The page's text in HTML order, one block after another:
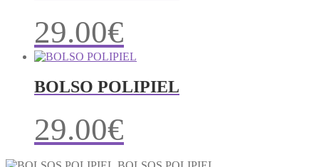
29.00€
BOLSO POLIPIEL
29.00€